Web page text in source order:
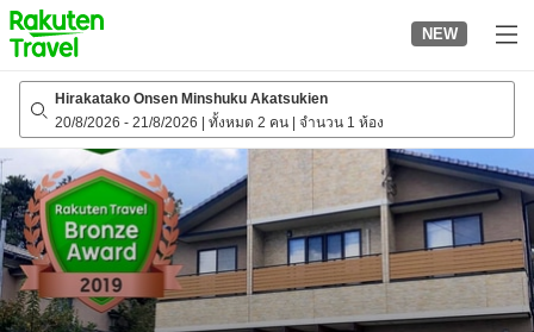
to
top
page
NEW
Hirakatako Onsen Minshuku Akatsukien
20/8/2026 - 21/8/2026 ทั้งหมด 2 คน จำนวน 1 ห้อง